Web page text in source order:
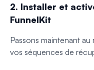
2. Installer et
FunnelKit
Passons maintenant
vos séquences de